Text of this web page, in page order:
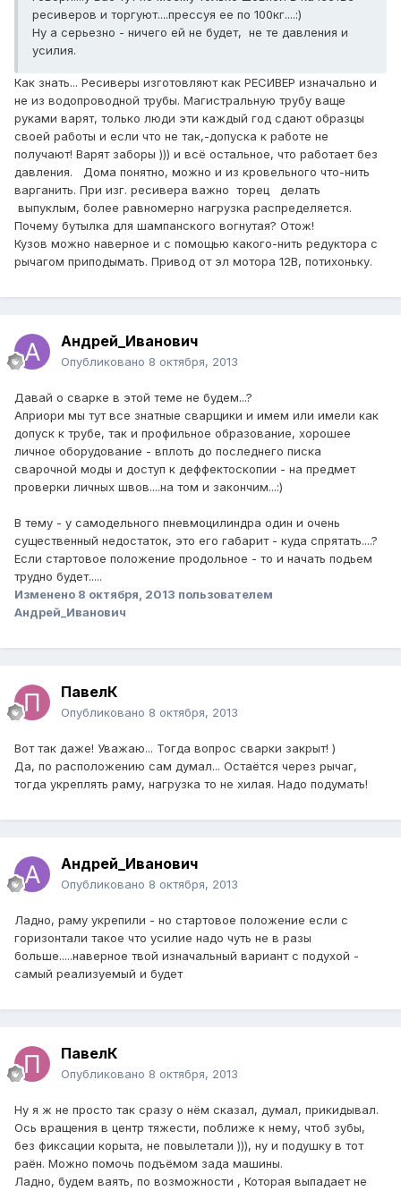
ресиверов и торгуют....прессуя ее по 100кг....:)
Ну а серьезно - ничего ей не будет, не те давления и
усилия.
Как знать... Ресиверы изготовляют как РЕСИВЕР изначально и
не из водопроводной трубы. Магистральную трубу ваще
руками варят, только люди эти каждый год сдают образцы
своей работы и если что не так,-допуска к работе не
получают! Варят заборы ))) и всё остальное, что работает без
давления. Дома понятно, можно и из кровельного что-нить
варганить. При изг. ресивера важно торец делать
выпуклым, более равномерно нагрузка распределяется.
Почему бутылка для шампанского вогнутая? Отож!
Кузов можно наверное и с помощью какого-нить редуктора с
рычагом приподымать. Привод от эл мотора 12В, потихоньку.
Андрей_Иванович
Опубликовано 8 октября, 2013
Давай о сварке в этой теме не будем...?
Априори мы тут все знатные сварщики и имем или имели как
допуск к трубе, так и профильное образование, хорошее
личное оборудование - вплоть до последнего писка
сварочной моды и доступ к деффектоскопии - на предмет
проверки личных швов....на том и закончим...:)
В тему - у самодельного пневмоцилиндра один и очень
существенный недостаток, это его габарит - куда спрятать....?
Если стартовое положение продольное - то и начать подьем
трудно будет.....
Изменено 8 октября, 2013 пользователем
Андрей_Иванович
ПавелК
Опубликовано 8 октября, 2013
Вот так даже! Уважаю... Тогда вопрос сварки закрыт! )
Да, по расположению сам думал... Остаётся через рычаг,
тогда укреплять раму, нагрузка то не хилая. Надо подумать!
Андрей_Иванович
Опубликовано 8 октября, 2013
Ладно, раму укрепили - но стартовое положение если с
горизонтали такое что усилие надо чуть не в разы
больше.....наверное твой изначальный вариант с подухой -
самый реализуемый и будет
ПавелК
Опубликовано 8 октября, 2013
Ну я ж не просто так сразу о нём сказал, думал, прикидывал.
Ось вращения в центр тяжести, поближе к нему, чтоб зубы,
без фиксации корыта, не повылетали ))), ну и подушку в тот
раён. Можно помочь подъёмом зада машины.
Ладно, будем ваять, по возможности , Которая выпадает не